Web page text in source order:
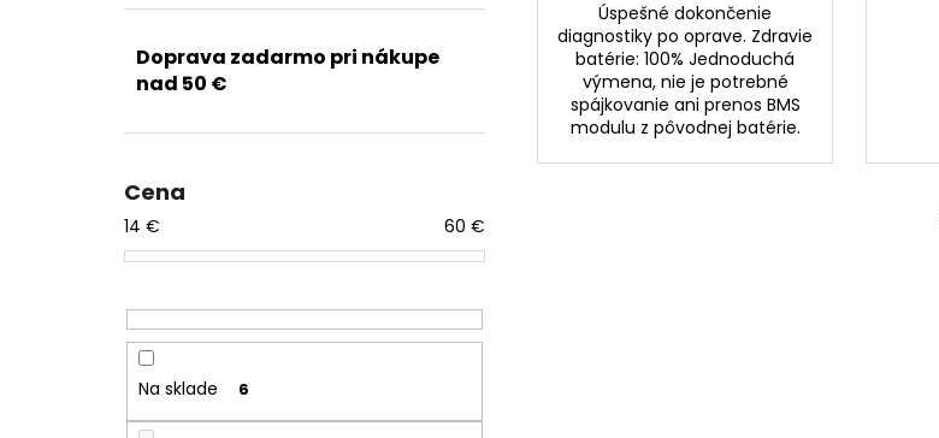
Doprava zadarmo pri nákupe
nad 50 €
Cena
14 € 60 €
Na sklade 6
Úspešné dokončenie
diagnostiky po oprave. Zdravie
batérie: 100% Jednoduchá
výmena, nie je potrebné
spájkovanie ani prenos BMS
modulu z pôvodnej batérie.